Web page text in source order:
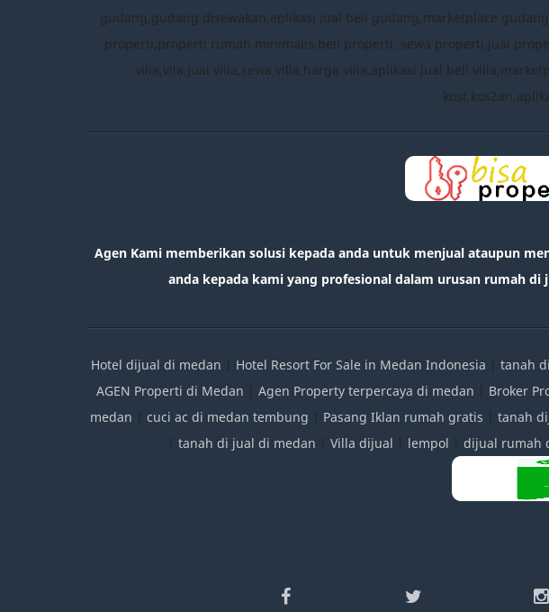
gudang,gudang disewakan,aplikasi jual beli gudang,marketplace
properti,properti rumah minimalis,beli properti, sewa properti,jual
villa,vila,jual villa,sewa villa,harga villa,aplikasi jual beli
Agen Kami memberikan solusi kepada anda untuk menjual ataupun
anda kepada kami yang profesional dalam urusan rumah
Hotel dijual di medan Hotel Resort For Sale in Medan Indonesia tanah
AGEN Properti di Medan
Agen Property terpercaya di medan Broker
medan
cuci ac di medan tembung Pasang Iklan rumah gratis tanah
tanah di jual di medan Villa dijual lempol dijual rumah